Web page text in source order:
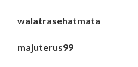
walatrasehatmata
majuterus99